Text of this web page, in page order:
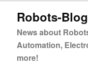
primären
springen
Robots-Blog
News about
Automation,
more!